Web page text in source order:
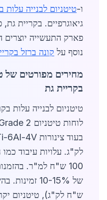
ו-טיטניום לבנייה עלות
גיאוגרפיים. בקריית
פארק התעשייה יוצרים
נוסף על קונה ברזל
מחירים מפורטים של
בקריית גת
טיטניום לבנייה עלות